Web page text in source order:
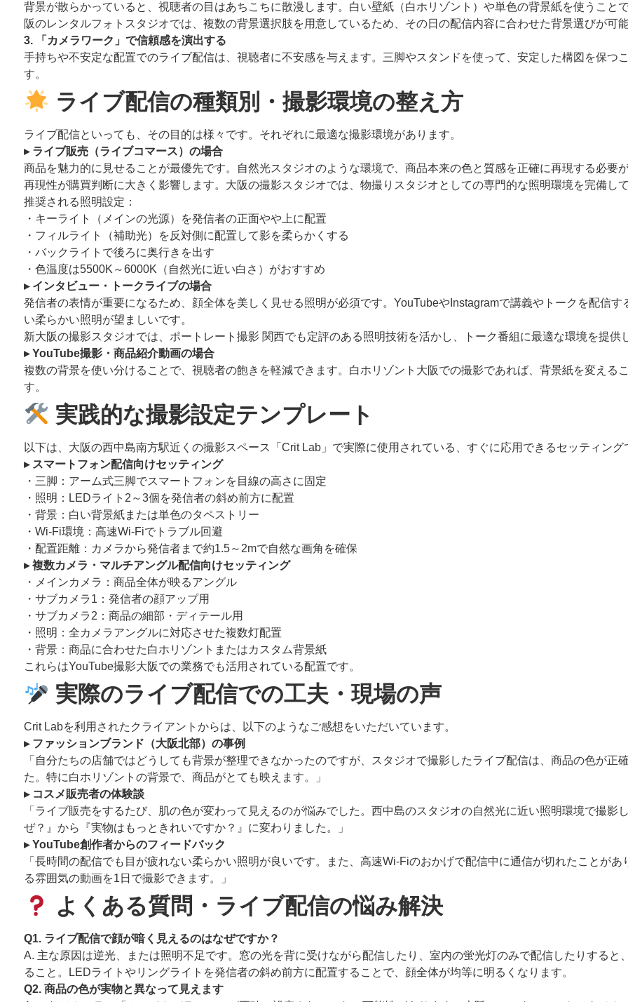
背景が散らかっていると、視聴者の目はあちこちに散漫します。白い壁紙（白ホリゾント）や単色の背景紙を使うこと
阪のレンタルフォトスタジオでは、複数の背景選択肢を用意しているため、その日の配信内容に合わせた背景選びが可
3. 「カメラワーク」で信頼感を演出する
手持ちや不安定な配置でのライブ配信は、視聴者に不安感を与えます。三脚やスタンドを使って、安定した構図を保つ
す。
ライブ配信の種類別・撮影環境の整え方
ライブ配信といっても、その目的は様々です。それぞれに最適な撮影環境があります。
▸ ライブ販売（ライブコマース）の場合
商品を魅力的に見せることが最優先です。自然光スタジオのような環境で、商品本来の色と質感を正確に再現する必要
再現性が購買判断に大きく影響します。大阪の撮影スタジオでは、物撮りスタジオとしての専門的な照明環境を完備し
推奨される照明設定：
・キーライト（メインの光源）を発信者の正面やや上に配置
・フィルライト（補助光）を反対側に配置して影を柔らかくする
・バックライトで後ろに奥行きを出す
・色温度は5500K～6000K（自然光に近い白さ）がおすすめ
▸ インタビュー・トークライブの場合
発信者の表情が重要になるため、顔全体を美しく見せる照明が必須です。YouTubeやInstagramで講義やトークを配信
い柔らかい照明が望ましいです。
新大阪の撮影スタジオでは、ポートレート撮影 関西でも定評のある照明技術を活かし、トーク番組に最適な環境を提供
▸ YouTube撮影・商品紹介動画の場合
複数の背景を使い分けることで、視聴者の飽きを軽減できます。白ホリゾント大阪での撮影であれば、背景紙を変える
す。
実践的な撮影設定テンプレート
以下は、大阪の西中島南方駅近くの撮影スペース「Crit Lab」で実際に使用されている、すぐに応用できるセッティング
▸ スマートフォン配信向けセッティング
・三脚：アーム式三脚でスマートフォンを目線の高さに固定
・照明：LEDライト2～3個を発信者の斜め前方に配置
・背景：白い背景紙または単色のタペストリー
・Wi-Fi環境：高速Wi-Fiでトラブル回避
・配置距離：カメラから発信者まで約1.5～2mで自然な画角を確保
▸ 複数カメラ・マルチアングル配信向けセッティング
・メインカメラ：商品全体が映るアングル
・サブカメラ1：発信者の顔アップ用
・サブカメラ2：商品の細部・ディテール用
・照明：全カメラアングルに対応させた複数灯配置
・背景：商品に合わせた白ホリゾントまたはカスタム背景紙
これらはYouTube撮影大阪での業務でも活用されている配置です。
実際のライブ配信での工夫・現場の声
Crit Labを利用されたクライアントからは、以下のようなご感想をいただいています。
▸ ファッションブランド（大阪北部）の事例
「自分たちの店舗ではどうしても背景が整理できなかったのですが、スタジオで撮影したライブ配信は、商品の色が
た。特に白ホリゾントの背景で、商品がとても映えます。」
▸ コスメ販売者の体験談
「ライブ販売をするたび、肌の色が変わって見えるのが悩みでした。西中島のスタジオの自然光に近い照明環境で撮
ぜ？』から『実物はもっときれいですか？』に変わりました。」
▸ YouTube創作者からのフィードバック
「長時間の配信でも目が疲れない柔らかい照明が良いです。また、高速Wi-Fiのおかげで配信中に通信が切れたことが
る雰囲気の動画を1日で撮影できます。」
よくある質問・ライブ配信の悩み解決
Q1. ライブ配信で顔が暗く見えるのはなぜですか？
A. 主な原因は逆光、または照明不足です。窓の光を背に受けながら配信したり、室内の蛍光灯のみで配信したりする
ること。LEDライトやリングライトを発信者の斜め前方に配置することで、顔全体が均等に明るくなります。
Q2. 商品の色が実物と異なって見えます